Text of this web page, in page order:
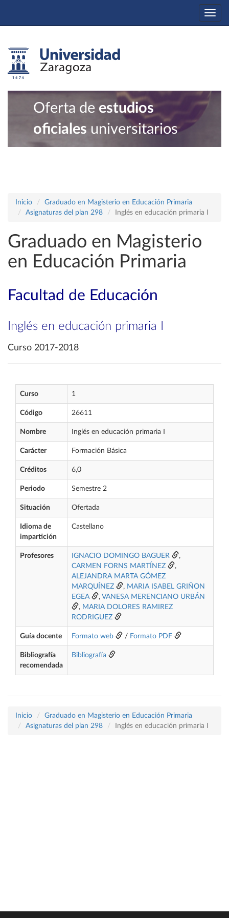
Oferta de estudios
oficiales universitarios
Inicio
Graduado en Magisterio en Educación Primaria
Asignaturas del plan 298
Inglés en educación primaria I
Graduado en Magisterio
en Educación Primaria
Facultad de Educación
Inglés en educación primaria I
Curso 2017-2018
Curso 1
Código 26611
Nombre Inglés en educación primaria I
Carácter Formación Básica
Créditos 6,0
Periodo Semestre 2
Situación Ofertada
Idioma de
impartición
Castellano
Profesores IGNACIO DOMINGO BAGUER
,
CARMEN FORNS MARTÍNEZ
,
ALEJANDRA MARTA GÓMEZ
MARQUÍNEZ
, MARIA ISABEL GRIÑON
EGEA
, VANESA MERENCIANO URBÁN
, MARIA DOLORES RAMIREZ
RODRIGUEZ
Guía docente Formato web / Formato PDF
Bibliografía
recomendada
Bibliografía
Inicio
Graduado en Magisterio en Educación Primaria
Asignaturas del plan 298
Inglés en educación primaria I